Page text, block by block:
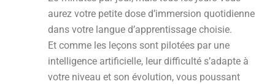
aurez votre petite dose d’immersion quotidienne
dans votre langue d’apprentissage choisie.
Et comme les leçons sont pilotées par une
intelligence artificielle, leur difficulté s’adapte à
votre niveau et son évolution, vous poussant